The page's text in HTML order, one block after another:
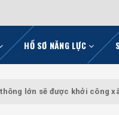
HỒ SƠ NĂNG LỰC
lớn sẽ được khởi công